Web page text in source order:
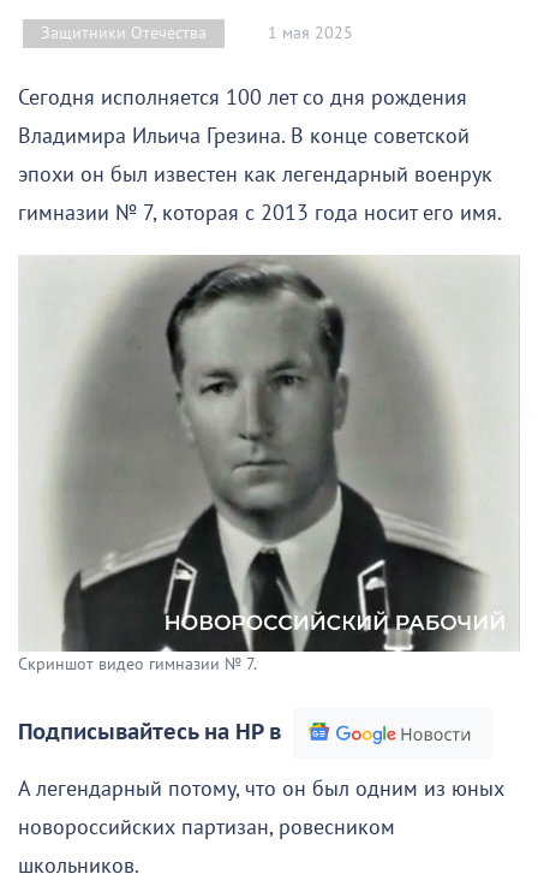
Защитники Отечества 1 мая 2025
Сегодня исполняется 100 лет со дня рождения
Владимира Ильича Грезина. В конце советской
эпохи он был известен как легендарный военрук
гимназии № 7, которая с 2013 года носит его имя.
Скриншот видео гимназии № 7.
Подписывайтесь на НР в
А легендарный потому, что он был одним из юных
новороссийских партизан, ровесником
школьников.